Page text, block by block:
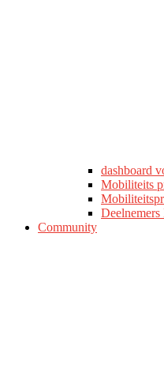
dashboard
Mobiliteits
Community